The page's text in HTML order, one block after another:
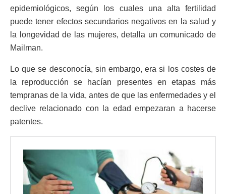
epidemiológicos, según los cuales una alta fertilidad
puede tener efectos secundarios negativos en la salud y
la longevidad de las mujeres, detalla un comunicado de
Mailman.
Lo que se desconocía, sin embargo, era si los costes de
la reproducción se hacían presentes en etapas más
tempranas de la vida, antes de que las enfermedades y el
declive relacionado con la edad empezaran a hacerse
patentes.